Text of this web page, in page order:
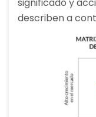
describen a